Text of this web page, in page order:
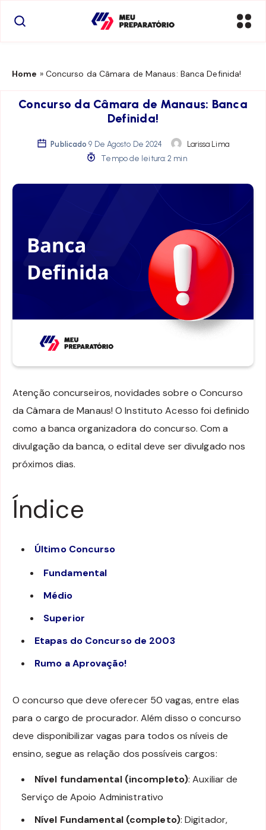
Home » Concurso da Câmara de Manaus: Banca Definida!
Concurso da Câmara de Manaus: Banca
Definida!
Publicado 9 De Agosto De 2024
Larissa Lima
Tempo de leitura: 2 min
Atenção concurseiros, novidades sobre o Concurso
da Câmara de Manaus! O Instituto Acesso foi definido
como a banca organizadora do concurso. Com a
divulgação da banca, o edital deve ser divulgado nos
próximos dias.
Índice
Último Concurso
Fundamental
Médio
Superior
Etapas do Concurso de 2003
Rumo a Aprovação!
O concurso que deve oferecer 50 vagas, entre elas
para o cargo de procurador. Além disso o concurso
deve disponibilizar vagas para todos os níveis de
ensino, segue as relação dos possíveis cargos:
Nível fundamental (incompleto): Auxiliar de
Serviço de Apoio Administrativo
Nível Fundamental (completo): Digitador,